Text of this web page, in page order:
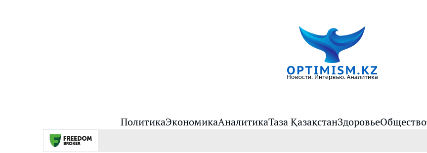
ПолитикаЭкономикаАналитикаТаза ҚазақстанЗдоровьеОбщество